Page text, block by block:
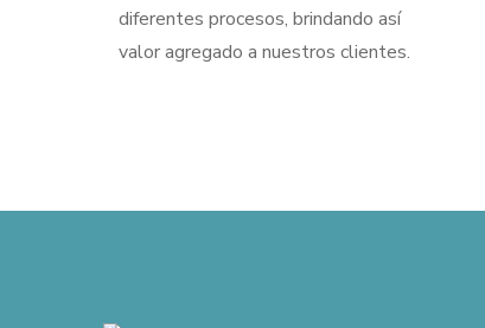
diferentes procesos, brindando así
valor agregado a nuestros clientes.